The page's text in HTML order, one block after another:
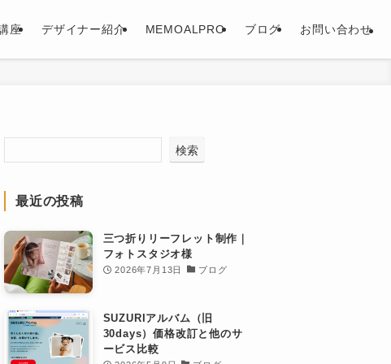
座 デザイナー紹介 MEMOALPRO ブログ お問い合わせ
検索
最近の投稿
三つ折りリーフレット制作｜
フォトスタジオ様
2026年7月13日 ブログ
SUZURIアルバム（旧
30days）価格改訂と他のサ
ービス比較